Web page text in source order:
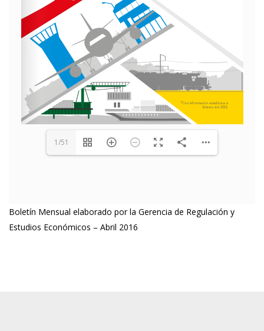
1/51
Boletín Mensual elaborado por la Gerencia de Regulación y
Estudios Económicos – Abril 2016